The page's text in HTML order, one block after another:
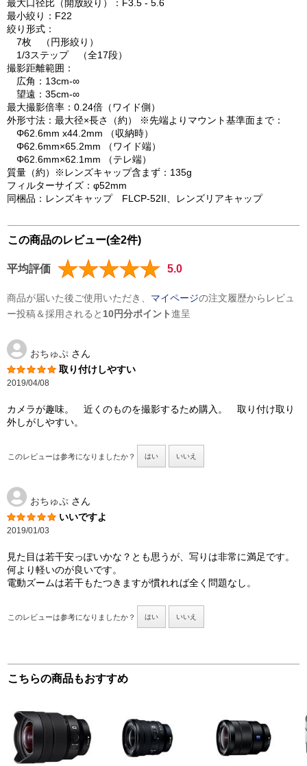
最大口径比（開放絞り）：F3.5 - 5.6
最小絞り：F22
絞り形式：
7枚 （円形絞り）
1/3ステップ （全17段）
撮影距離範囲：
広角：13cm-∞
望遠：35cm-∞
最大撮影倍率：0.24倍（ワイド側）
外形寸法：最大径×長さ（約） ※先端よりマウント基準面まで：
Φ62.6mm x44.2mm （収納時）
Φ62.6mm×65.2mm （ワイド端）
Φ62.6mm×62.1mm （テレ端）
質量（約）※レンズキャップ含まず：135g
フィルターサイズ：φ52mm
同梱品：レンズキャップ FLCP-52II、レンズリアキャップ
この商品のレビュー(全2件)
平均評価 5.0
商品が届いた後ご使用いただき、 マイページの注文履歴からレビュ
ー投稿＆採用されると 10円分ポイント進呈
おちゅぷ さん
取り付けしやすい
2019/04/08
カメラが趣味。 近くのものを撮影するため購入。 取り付け取り
外しがしやすい。
このレビューは参考になりましたか？ はい いいえ
おちゅぷ さん
いいですよ
2019/01/03
見た目は若干安っぽいかな？とも思うが、写りは非常に満足です。
何より軽いのが良いです。
電動ズームは若干もたつきますが慣れれば全く問題なし。
このレビューは参考になりましたか？ はい いいえ
こちらの商品もおすすめ